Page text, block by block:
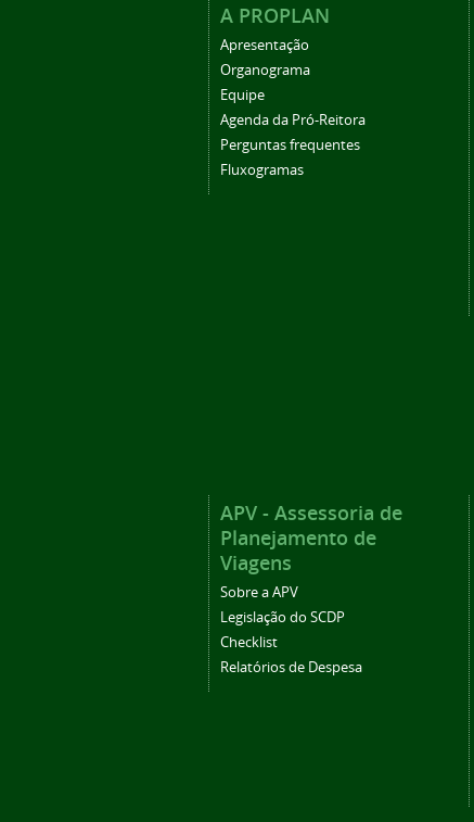
A PROPLAN
Apresentação
Organograma
Equipe
Agenda da Pró-Reitora
Perguntas frequentes
Fluxogramas
APV - Assessoria de
Planejamento de
Viagens
Sobre a APV
Legislação do SCDP
Checklist
Relatórios de Despesa